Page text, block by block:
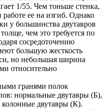
1/55. Чем тоньше стенка,
ее на изгиб. Однако
у большинства двутавров
чем это требуется по
сосредоточению
большую жесткость
но небольшая ширина
относительно
гранями полок
нормальные двутавры (Б),
двутавры (К).